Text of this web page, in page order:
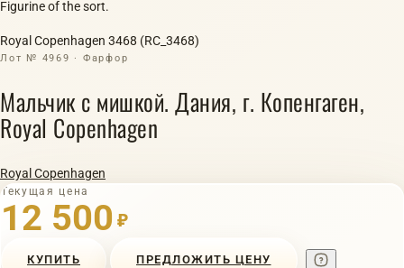
Figurine of the sort.
Royal Copenhagen 3468 (RC_3468)
Лот № 4969 · Фарфор
Мальчик с мишкой. Дания, г. Копенгаген,
Royal Copenhagen
Royal Copenhagen
Текущая цена
12 500 ₽
КУПИТЬ ПРЕДЛОЖИТЬ ЦЕНУ